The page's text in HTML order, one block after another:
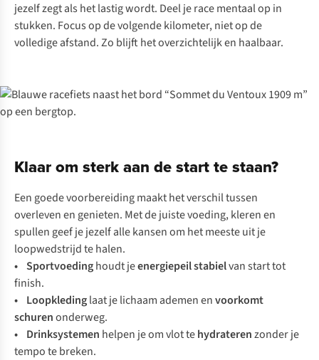
jezelf zegt als het lastig wordt. Deel je race mentaal op in
stukken. Focus op de volgende kilometer, niet op de
volledige afstand. Zo blijft het overzichtelijk en haalbaar.
Klaar om sterk aan de start te staan?
Een goede voorbereiding maakt het verschil tussen
overleven en genieten. Met de juiste voeding, kleren en
spullen geef je jezelf alle kansen om het meeste uit je
loopwedstrijd te halen.
• Sportvoedinghoudt jeenergiepeilstabielvan start tot
finish.
• Loopkledinglaat je lichaam ademen envoorkomt
schurenonderweg.
• Drinksystemen helpen je om vlot tehydraterenzonder je
tempo te breken.